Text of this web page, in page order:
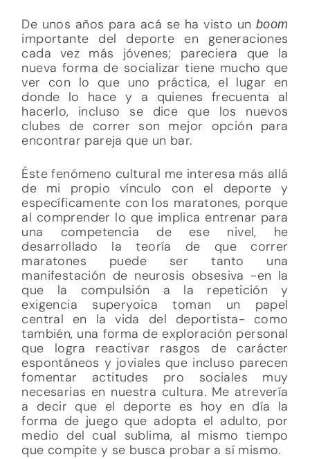
De unos años para acá se ha visto un boom
importante del deporte en generaciones
cada vez más jóvenes; pareciera que la
nueva forma de socializar tiene mucho que
ver con lo que uno práctica, el lugar en
donde lo hace y a quienes frecuenta al
hacerlo, incluso se dice que los nuevos
clubes de correr son mejor opción para
encontrar pareja que un bar.
Éste fenómeno cultural me interesa más allá
de mi propio vínculo con el deporte y
específicamente con los maratones, porque
al comprender lo que implica entrenar para
una competencia de ese nivel, he
desarrollado la teoría de que correr
maratones puede ser tanto una
manifestación de neurosis obsesiva -en la
que la compulsión a la repetición y
exigencia superyoica toman un papel
central en la vida del deportista- como
también, una forma de exploración personal
que logra reactivar rasgos de carácter
espontáneos y joviales que incluso parecen
fomentar actitudes pro sociales muy
necesarias en nuestra cultura. Me atrevería
a decir que el deporte es hoy en día la
forma de juego que adopta el adulto, por
medio del cual sublima, al mismo tiempo
que compite y se busca probar a sí mismo.